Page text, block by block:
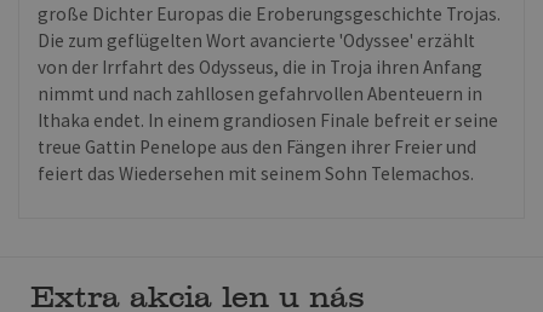
große Dichter Europas die Eroberungsgeschichte Trojas.
Die zum geflügelten Wort avancierte 'Odyssee' erzählt
von der Irrfahrt des Odysseus, die in Troja ihren Anfang
nimmt und nach zahllosen gefahrvollen Abenteuern in
Ithaka endet. In einem grandiosen Finale befreit er seine
treue Gattin Penelope aus den Fängen ihrer Freier und
feiert das Wiedersehen mit seinem Sohn Telemachos.
Extra akcia len u nás